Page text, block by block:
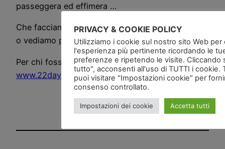
passeggera ed effimera …
Che facciamo ci incazziamo adesso con Beyoncé
o vediamo prima i risultati?
Per chi fosse interessato il link:
www.22daysnutrition.com
PRIVACY & COOKIE POLICY
Utilizziamo i cookie sul nostro sito Web per
l'esperienza più pertinente ricordando le
preferenze e ripetendo le visite. Cliccando
tutto", acconsenti all'uso di TUTTI i cookie.
puoi visitare "Impostazioni cookie" per
consenso controllato.
Impostazioni dei cookie Accetta tutti